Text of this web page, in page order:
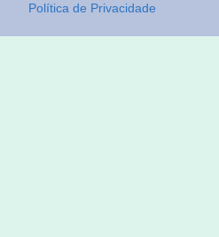
Política de Privacidade